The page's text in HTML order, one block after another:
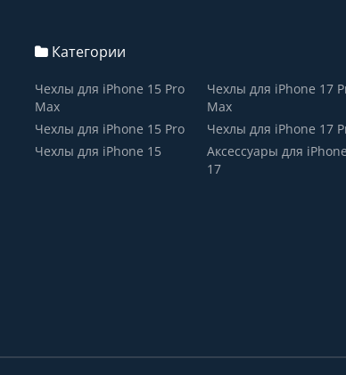
Категории
Чехлы для iPhone 15 Pro
Max
Чехлы для iPhone 15 Pro
Чехлы для iPhone 15
Чехлы для iPhone 17
Max
Чехлы для iPhone 17
Аксессуары для iPhone
17